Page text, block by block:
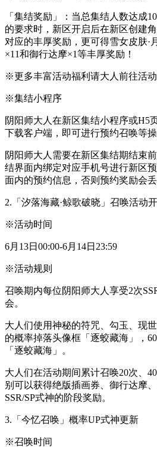
「集结奖励」：当总集结人数达成
的要求时，新区开启后在新区创建
对应的丰厚奖励，更可得雪女皮肤·
×11和御行达摩×1等丰厚奖励！
※更多丰富活动福利请大人前往活动
※集结小程序
阴阳师大人在新区集结小程序或H5
下载客户端，即可进行预约召唤等操
阴阳师大人需要在新区集结期结束
结界面内绑定对应手机号进行新区
面内的预约信息，否则预约奖励会
2.「汐落海藏·鲸歌破晓」召唤活动
※活动时间
6月13日00:00-6月14日23:59
※活动规则
召唤期内每位阴阳师大人享受2次
会。
大人们使用神秘的符咒、勾玉、现
的概率掉落头像框「逐蛟藏海」，
「逐蛟藏海」。
大人们在活动期间累计召唤20次、
别可以获得绝版插画券、御行达摩
SSR/SP式神的阶段奖励。
3.「今忆召唤」概率UP式神更新
※召唤时间